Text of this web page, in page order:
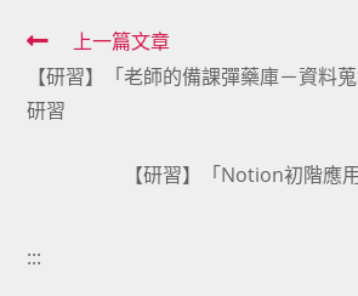
Read
more
articles
上一篇文章
【研習】「老師的備課彈藥庫－資料
研習
【研習】「Notion初階應
:::